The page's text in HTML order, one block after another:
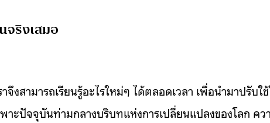
จริงเสมอ
สามารถเรียนรู้อะไรใหม่ๆ ได้ตลอดเวลา เพื่อนำมาปรับใ
าะปัจจุบันท่ามกลางบริบทแห่งการเปลี่ยนแปลงของโลก คว